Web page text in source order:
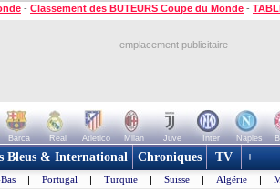
- Classement des BUTEURS Coupe du Monde -
emplacement publicitaire
Barca Real Atletico Milan Juve Inter Naples
Bleus & International Chroniques TV +
| Portugal | Turquie | Suisse | Algérie |